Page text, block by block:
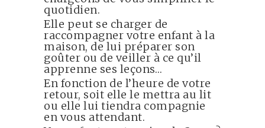
quotidien.
Elle peut se charger de
raccompagner votre enfant à la
maison, de lui préparer son
goûter ou de veiller à ce qu’il
apprenne ses leçons…
En fonction de l’heure de votre
retour, soit elle le mettra au lit
ou elle lui tiendra compagnie
en vous attendant.